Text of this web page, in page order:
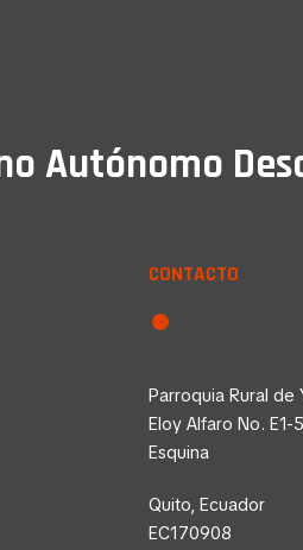
Autónomo
CONTACTO
Parroquia Rural de
Eloy Alfaro No. E1-
Esquina
Quito, Ecuador
EC170908